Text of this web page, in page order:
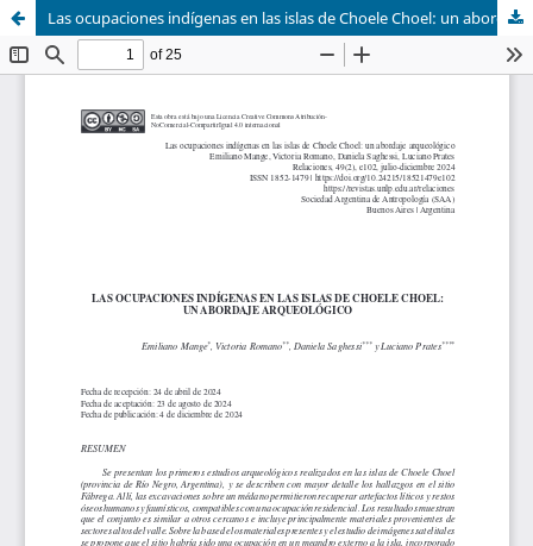
Las ocupaciones indígenas en las islas de Choele Choel: un abordaje arqueológico